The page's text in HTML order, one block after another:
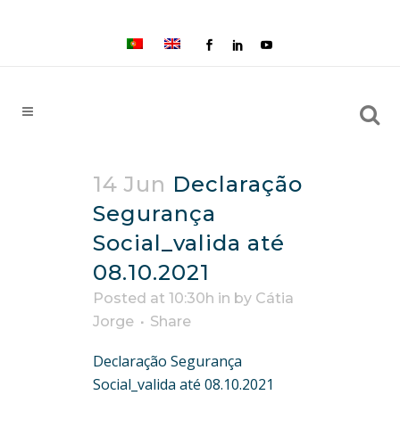
14 Jun Declaração
Segurança
Social_valida até
08.10.2021
Posted at 10:30h in by Cátia
Jorge
Share
Declaração Segurança
Social_valida até 08.10.2021